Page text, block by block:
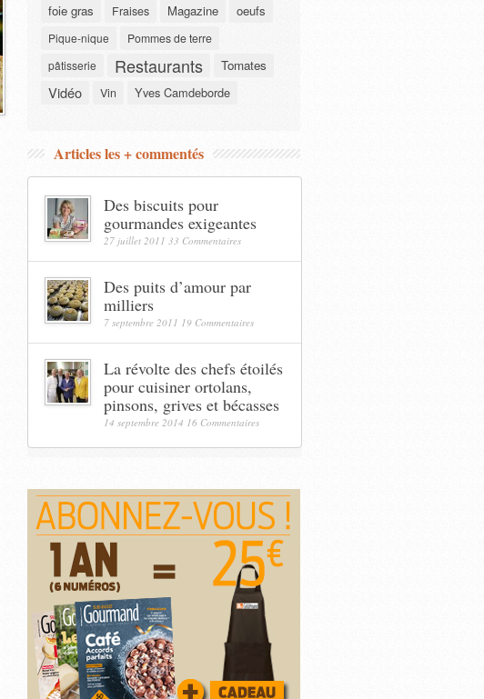
foie gras Fraises Magazine oeufs
Pique-nique
Pommes de terre
pâtisserie
Restaurants Tomates
Vidéo Vin Yves Camdeborde
Articles les + commentés
Des biscuits pour
gourmandes exigeantes
27 juillet 2011 33 Commentaires
Des puits d’amour par
milliers
7 septembre 2011 19 Commentaires
La révolte des chefs étoilés
pour cuisiner ortolans,
pinsons, grives et bécasses
14 septembre 2014 16 Commentaires